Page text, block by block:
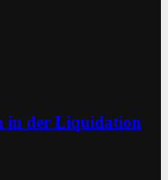
in der Liquidation